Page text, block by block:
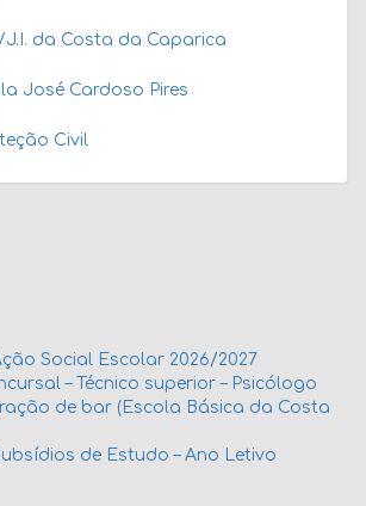
J.I. da Costa da Caparica
José Cardoso Pires
Civil
Social Escolar 2026/2027
– Técnico superior – Psicólogo
de bar (Escola Básica da Costa
de Estudo – Ano Letivo